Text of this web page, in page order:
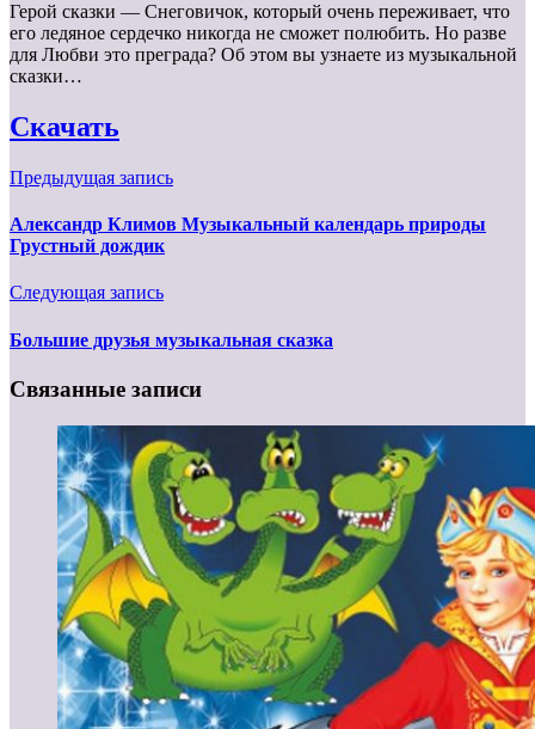
Герой сказки — Снеговичок, который очень переживает, что
его ледяное сердечко никогда не сможет полюбить. Но разве
для Любви это преграда? Об этом вы узнаете из музыкальной
сказки…
Скачать
Предыдущая запись
Александр Климов Музыкальный календарь природы
Грустный дождик
Следующая запись
Большие друзья музыкальная сказка
Связанные записи